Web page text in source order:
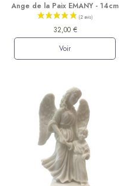
Ange de la Paix EMANY - 14cm
32,00 €
Voir